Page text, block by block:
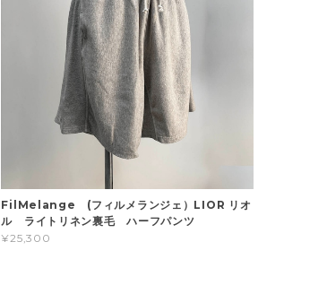
FilMelange (フィルメランジェ）LIOR リオ
ル ライトリネン裏毛 ハーフパンツ
¥25,300